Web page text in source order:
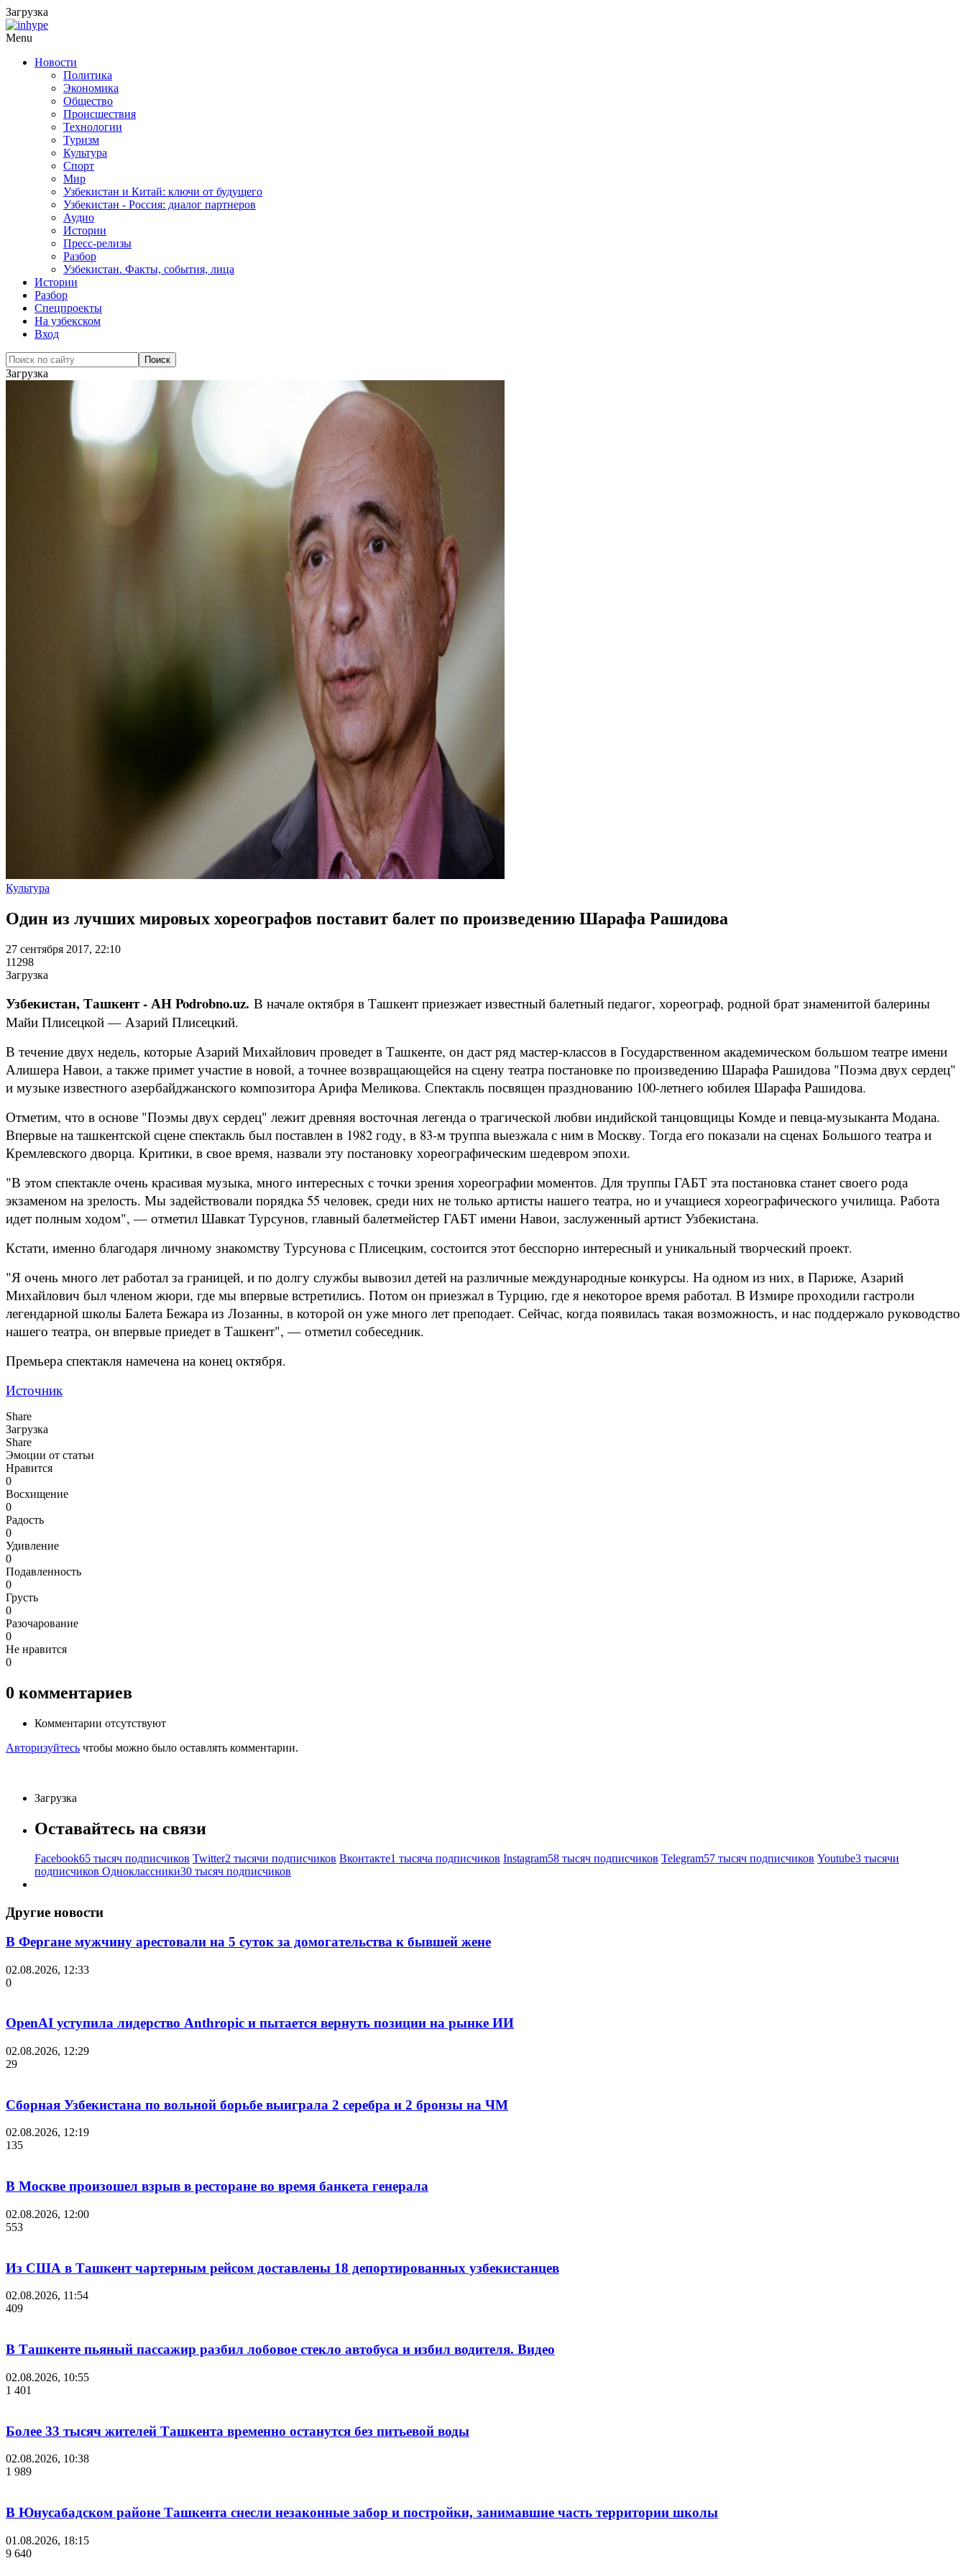
Загрузка
Menu
Новости
Политика
Экономика
Общество
Происшествия
Технологии
Туризм
Культура
Спорт
Мир
Узбекистан и Китай: ключи от будущего
Узбекистан - Россия: диалог партнеров
Аудио
Истории
Пресс-релизы
Разбор
Узбекистан. Факты, события, лица
Истории
Разбор
Спецпроекты
На узбекском
Вход
Загрузка
Культура
Один из лучших мировых хореографов поставит балет по произведению Шарафа Рашидова
27 сентября 2017, 22:10
11298
Загрузка
Узбекистан, Ташкент - АН Podrobno.uz. В начале октября в Ташкент приезжает известный балетный педагог, хореограф, родной брат знаменитой балерины
Майи Плисецкой — Азарий Плисецкий.
В течение двух недель, которые Азарий Михайлович проведет в Ташкенте, он даст ряд мастер-классов в Государственном академическом большом театре имени
Алишера Навои, а также примет участие в новой, а точнее возвращающейся на сцену театра постановке по произведению Шарафа Рашидова "Поэма двух сердец"
и музыке известного азербайджанского композитора Арифа Меликова. Спектакль посвящен празднованию 100-летнего юбилея Шарафа Рашидова.
Отметим, что в основе "Поэмы двух сердец" лежит древняя восточная легенда о трагической любви индийской танцовщицы Комде и певца-музыканта Модана.
Впервые на ташкентской сцене спектакль был поставлен в 1982 году, в 83-м труппа выезжала с ним в Москву. Тогда его показали на сценах Большого театра и
Кремлевского дворца. Критики, в свое время, назвали эту постановку хореографическим шедевром эпохи.
"В этом спектакле очень красивая музыка, много интересных с точки зрения хореографии моментов. Для труппы ГАБТ эта постановка станет своего рода
экзаменом на зрелость. Мы задействовали порядка 55 человек, среди них не только артисты нашего театра, но и учащиеся хореографического училища. Работа
идет полным ходом", — отметил Шавкат Турсунов, главный балетмейстер ГАБТ имени Навои, заслуженный артист Узбекистана.
Кстати, именно благодаря личному знакомству Турсунова с Плисецким, состоится этот бесспорно интересный и уникальный творческий проект.
"Я очень много лет работал за границей, и по долгу службы вывозил детей на различные международные конкурсы. На одном из них, в Париже, Азарий
Михайлович был членом жюри, где мы впервые встретились. Потом он приезжал в Турцию, где я некоторое время работал. В Измире проходили гастроли
легендарной школы Балета Бежара из Лозанны, в которой он уже много лет преподает. Сейчас, когда появилась такая возможность, и нас поддержало руководство
нашего театра, он впервые приедет в Ташкент", — отметил собеседник.
Премьера спектакля намечена на конец октября.
Источник
Share
Загрузка
Share
Эмоции от статьи
Нравится
0
Восхищение
0
Радость
0
Удивление
0
Подавленность
0
Грусть
0
Разочарование
0
Не нравится
0
0 комментариев
Комментарии отсутствуют
Авторизуйтесь чтобы можно было оставлять комментарии.
Загрузка
Оставайтесь на связи
Facebook65 тысяч подписчиков Twitter2 тысячи подписчиков Вконтакте1 тысяча подписчиков Instagram58 тысяч подписчиков Telegram57 тысяч подписчиков Youtube3 тысячи
подписчиков Одноклассники30 тысяч подписчиков
Другие новости
В Фергане мужчину арестовали на 5 суток за домогательства к бывшей жене
02.08.2026, 12:33
0
OpenAI уступила лидерство Anthropic и пытается вернуть позиции на рынке ИИ
02.08.2026, 12:29
29
Сборная Узбекистана по вольной борьбе выиграла 2 серебра и 2 бронзы на ЧМ
02.08.2026, 12:19
135
В Москве произошел взрыв в ресторане во время банкета генерала
02.08.2026, 12:00
553
Из США в Ташкент чартерным рейсом доставлены 18 депортированных узбекистанцев
02.08.2026, 11:54
409
В Ташкенте пьяный пассажир разбил лобовое стекло автобуса и избил водителя. Видео
02.08.2026, 10:55
1 401
Более 33 тысяч жителей Ташкента временно останутся без питьевой воды
02.08.2026, 10:38
1 989
В Юнусабадском районе Ташкента снесли незаконные забор и постройки, занимавшие часть территории школы
01.08.2026, 18:15
9 640